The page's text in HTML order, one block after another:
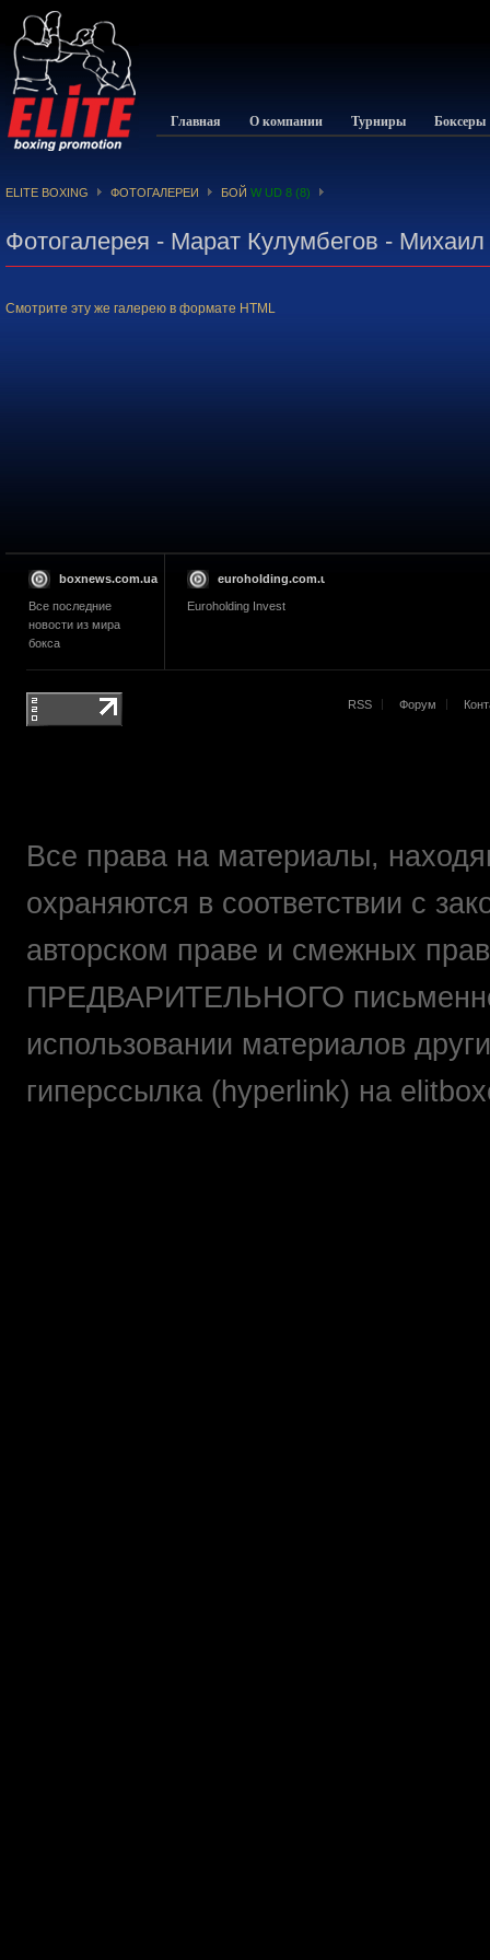
Главная О компании Турниры Боксеры
ELITE BOXING ФОТОГАЛЕРЕИ БОЙ W UD 8 (8)
Фотогалерея - Марат Кулумбегов -
Смотрите эту же галерею в формате HTML
boxnews.com.ua
Все последние
новости из мира
бокса
euroholding.com.ua
Euroholding Invest
RSS Форум
Все права на материалы,
охраняются в соответствии с
авторском праве и смежных
ПРЕДВАРИТЕЛЬНОГО
использовании материалов
гиперссылка (hyperlink) на